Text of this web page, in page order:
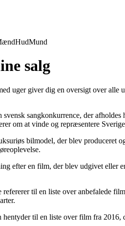
HudMund
salg
uger giver dig en oversigt over
sangkonkurrence, der
om at vinde og repræsentere
bilmodel, der blev
efter en film, der blev udgivet
refererer til en liste over anbefalede
til en liste over film fra